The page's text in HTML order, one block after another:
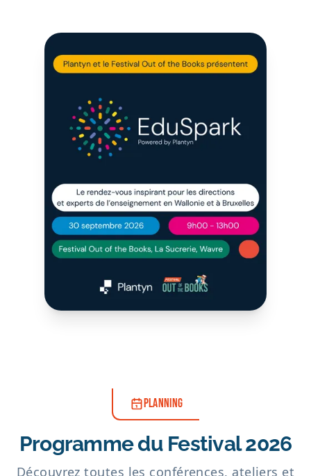
PLANNING
Programme du Festival 2026
Découvrez toutes les conférences, ateliers et